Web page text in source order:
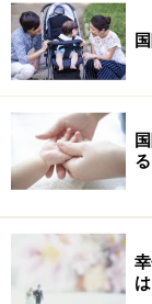
よく耳にする話
けになってしま
マ」と呼び合
ていってしま
ちょうどそんな
ご夫妻。 中国
さんがいて、
です。ご自分